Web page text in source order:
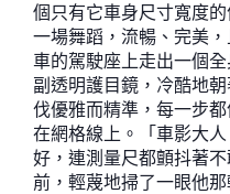
個只有它車身尺寸寬度
一場舞蹈，流暢、完美
車的駕駛座上走出一個
副透明護目鏡，冷酷地
伐優雅而精準，每一步
在網格線上。「車影大
好，連測量尺都顫抖著
前，輕蔑地掃了一眼他